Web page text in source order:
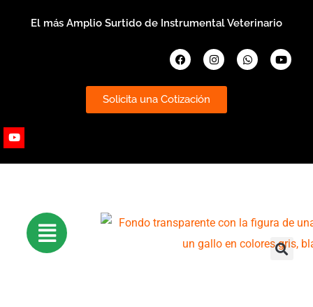
El más Amplio Surtido de Instrumental Veterinario
FacebookInstagramWhatsapp
Solicita una Cotización
Youtube